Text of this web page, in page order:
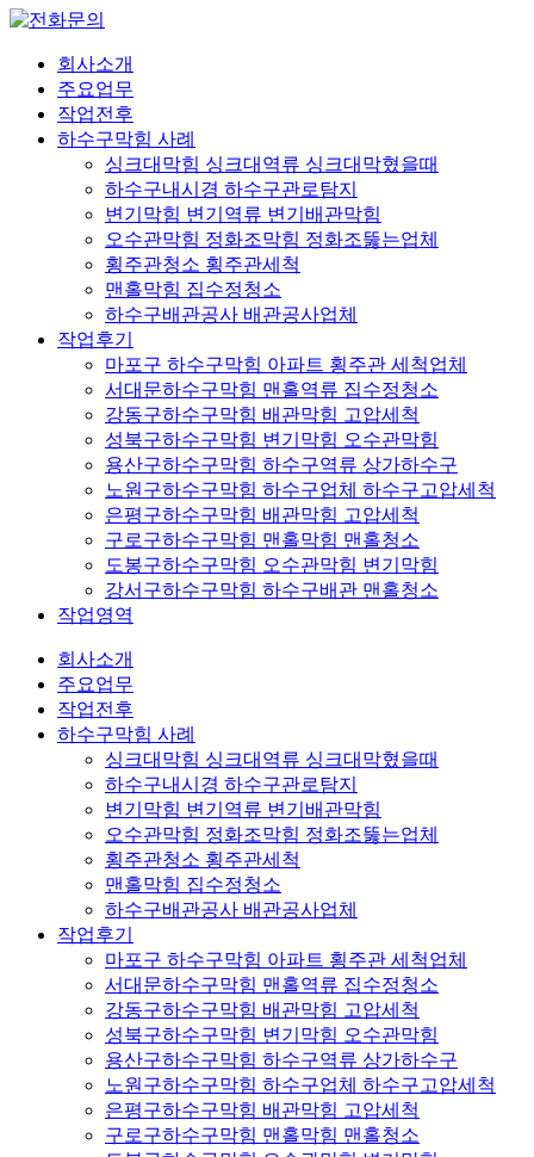
회사소개
주요업무
작업전후
하수구막힘 사례
싱크대막힘 싱크대역류 싱크대막혔을때
하수구내시경 하수구관로탐지
변기막힘 변기역류 변기배관막힘
오수관막힘 정화조막힘 정화조뚫는업체
횡주관청소 횡주관세척
맨홀막힘 집수정청소
하수구배관공사 배관공사업체
작업후기
마포구 하수구막힘 아파트 횡주관 세척업체
서대문하수구막힘 맨홀역류 집수정청소
강동구하수구막힘 배관막힘 고압세척
성북구하수구막힘 변기막힘 오수관막힘
용산구하수구막힘 하수구역류 상가하수구
노원구하수구막힘 하수구업체 하수구고압세척
은평구하수구막힘 배관막힘 고압세척
구로구하수구막힘 맨홀막힘 맨홀청소
도봉구하수구막힘 오수관막힘 변기막힘
강서구하수구막힘 하수구배관 맨홀청소
작업영역
회사소개
주요업무
작업전후
하수구막힘 사례
싱크대막힘 싱크대역류 싱크대막혔을때
하수구내시경 하수구관로탐지
변기막힘 변기역류 변기배관막힘
오수관막힘 정화조막힘 정화조뚫는업체
횡주관청소 횡주관세척
맨홀막힘 집수정청소
하수구배관공사 배관공사업체
작업후기
마포구 하수구막힘 아파트 횡주관 세척업체
서대문하수구막힘 맨홀역류 집수정청소
강동구하수구막힘 배관막힘 고압세척
성북구하수구막힘 변기막힘 오수관막힘
용산구하수구막힘 하수구역류 상가하수구
노원구하수구막힘 하수구업체 하수구고압세척
은평구하수구막힘 배관막힘 고압세척
구로구하수구막힘 맨홀막힘 맨홀청소